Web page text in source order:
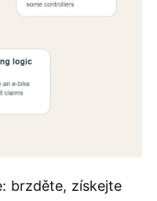
brzděte, získejte